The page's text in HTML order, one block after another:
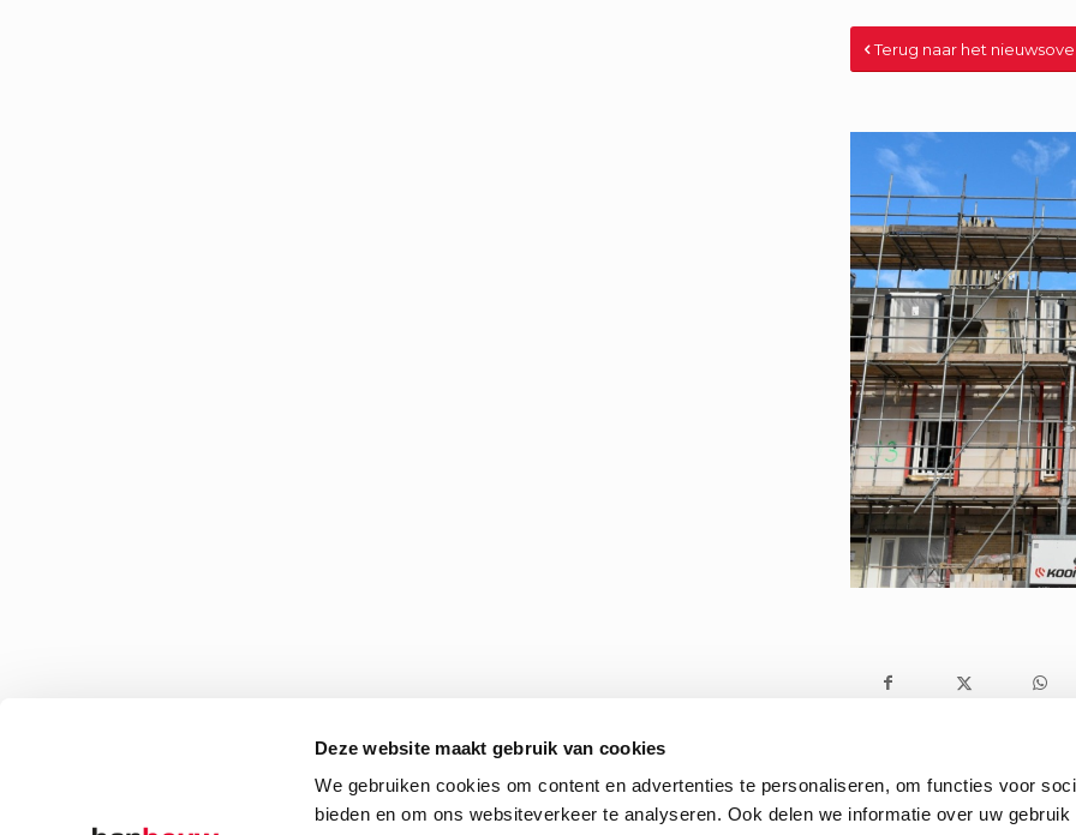
Deze website maakt gebruik van cookies
We gebruiken cookies om content en advertenties te personaliseren, om functies voor
bieden en om ons websiteverkeer te analyseren. Ook delen we informatie over uw gebruik
Terug naar het